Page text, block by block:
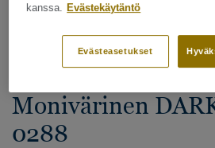
Hitsauslangat -
& heterogeeniset
Monivärinen
0288
kanssa. Evästekäytäntö
Evästeasetukset